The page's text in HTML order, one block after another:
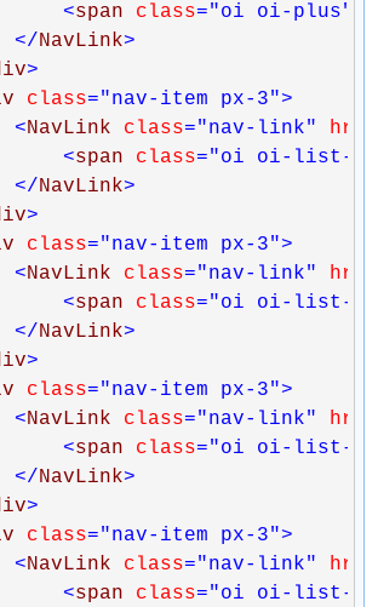
<span class="oi oi-plus"
</NavLink>
>
class="nav-item px-3">
<NavLink class="nav-link"
href
<span class="oi oi-list-
</NavLink>
>
class="nav-item px-3">
<NavLink class="nav-link"
href
<span class="oi oi-list-
</NavLink>
>
class="nav-item px-3">
<NavLink class="nav-link"
href
<span class="oi oi-list-
</NavLink>
>
class="nav-item px-3">
<NavLink class="nav-link"
href
<span class="oi oi-list-